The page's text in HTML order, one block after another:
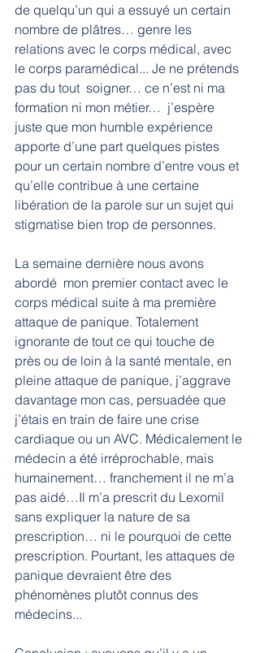
de quelqu’un qui a essuyé un certain
nombre de plâtres… genre les
relations avec le corps médical, avec
le corps paramédical... Je ne prétends
pas du tout  soigner… ce n’est ni ma
formation ni mon métier…  j’espère
juste que mon humble expérience
apporte d’une part quelques pistes
pour un certain nombre d’entre vous et
qu’elle contribue à une certaine
libération de la parole sur un sujet qui
stigmatise bien trop de personnes.
La semaine dernière nous avons
abordé  mon premier contact avec le
corps médical suite à ma première
attaque de panique. Totalement
ignorante de tout ce qui touche de
près ou de loin à la santé mentale, en
pleine attaque de panique, j’aggrave
davantage mon cas, persuadée que
j’étais en train de faire une crise
cardiaque ou un AVC. Médicalement le
médecin a été irréprochable, mais
humainement… franchement il ne m’a
pas aidé…Il m’a prescrit du Lexomil
sans expliquer la nature de sa
prescription… ni le pourquoi de cette
prescription. Pourtant, les attaques de
panique devraient être des
phénomènes plutôt connus des
médecins...